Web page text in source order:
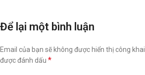
Để lại một bình luận
Email của bạn sẽ không được hiển thị công khai.
được đánh dấu *